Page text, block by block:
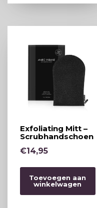
Exfoliating Mitt –
Scrubhandschoen
€14,95
Toevoegen aan
winkelwagen